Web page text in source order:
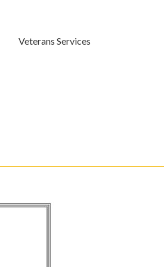
Veterans Services